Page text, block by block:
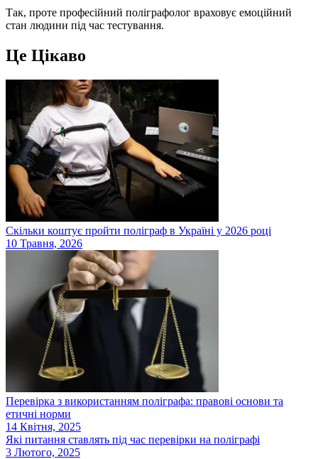
Так, проте професійний поліграфолог враховує емоційний
стан людини під час тестування.
Це Цікаво
Скільки коштує пройти поліграф в Україні у 2026 році
10 Травня, 2026
Перевірка з використанням поліграфа: правові основи та
етичні норми
14 Квітня, 2025
Які питання ставлять під час перевірки на поліграфі
3 Лютого, 2025